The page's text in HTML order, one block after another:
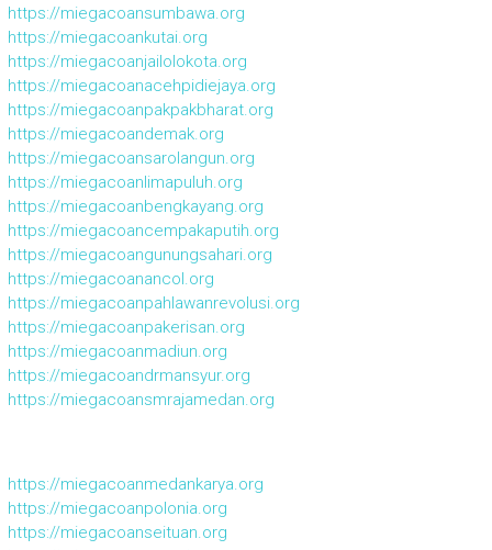
https://miegacoansumbawa.org
https://miegacoankutai.org
https://miegacoanjailolokota.org
https://miegacoanacehpidiejaya.org
https://miegacoanpakpakbharat.org
https://miegacoandemak.org
https://miegacoansarolangun.org
https://miegacoanlimapuluh.org
https://miegacoanbengkayang.org
https://miegacoancempakaputih.org
https://miegacoangunungsahari.org
https://miegacoanancol.org
https://miegacoanpahlawanrevolusi.org
https://miegacoanpakerisan.org
https://miegacoanmadiun.org
https://miegacoandrmansyur.org
https://miegacoansmrajamedan.org
https://miegacoanmedankarya.org
https://miegacoanpolonia.org
https://miegacoanseituan.org